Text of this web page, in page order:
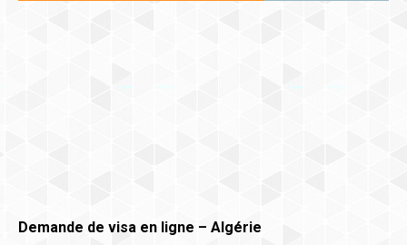
Demande de visa en ligne – Algérie